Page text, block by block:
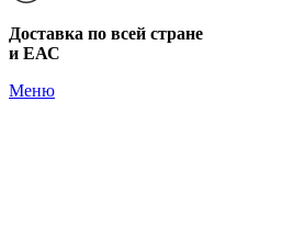
Доставка по всей стране
и ЕАС
Меню